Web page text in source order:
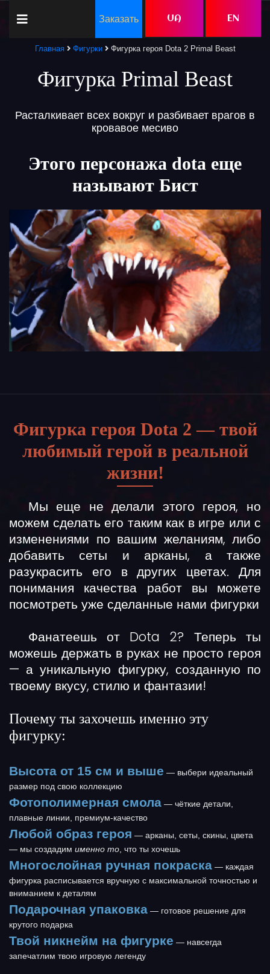
Заказать UA EN
Главная Фигурки Фигурка героя Dota 2 Primal Beast
Фигурка Primal Beast
Расталкивает всех вокруг и разбивает врагов в
кровавое месиво
Этого персонажа dota еще
называют Бист
Фигурка героя Dota 2 — твой
любимый герой в реальной
жизни!
Мы еще не делали этого героя, но
можем сделать его таким как в игре или с
изменениями по вашим желаниям, либо
добавить сеты и арканы, а также
разукрасить его в других цветах. Для
понимания качества работ вы можете
посмотреть уже сделанные нами фигурки
Фанатеешь от Dota 2? Теперь ты
можешь держать в руках не просто героя
— ауникальную фигурку, созданную по
твоему вкусу, стилю и фантазии!
Почему ты захочешь именно эту
фигурку:
Высота от 15 см и выше — выбери идеальный
размер под свою коллекцию
Фотополимерная смола — чёткие детали,
плавные линии, премиум-качество
Любой образ героя — арканы, сеты, скины, цвета
— мы создадим именно то , что ты хочешь
Многослойная ручная покраска — каждая
фигурка расписывается вручную с максимальной точностью и
вниманием к деталям
Подарочная упаковка — готовое решение для
крутого подарка
Твой никнейм на фигурке — навсегда
запечатлим твою игровую легенду